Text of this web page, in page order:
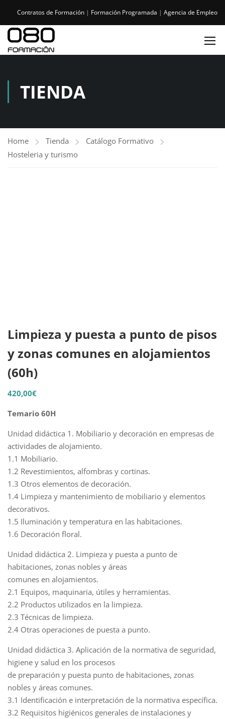
Contratos de Formación | Formación Programada | Agencia de Empleo
TIENDA
Home Tienda
Catálogo Formativo
Hosteleria y turismo
Limpieza y puesta a punto de pisos
y zonas comunes en alojamientos
(60h)
420,00€
Temario 60H
Unidad didáctica 1. Mobiliario y decoración en empresas de
actividades de alojamiento.
1.1 Mobiliario.
1.2 Revestimientos, alfombras y cortinas.
1.3 Otros elementos de decoración.
1.4 Limpieza y mantenimiento de mobiliario y elementos
decorativos.
1.5 Iluminación y temperatura en las habitaciones.
1.6 Decoración floral.
Unidad didáctica 2. Limpieza y puesta a punto de
habitaciones, zonas nobles y áreas
comunes en alojamientos.
2.1 Equipos, maquinaria, útiles y herramientas.
2.2 Productos utilizados en la limpieza.
2.3 Técnicas de limpieza.
2.4 Otras operaciones de puesta a punto.
Unidad didáctica 3. Aplicación de la normativa de seguridad,
higiene y salud en los procesos
de preparación y puesta punto de habitaciones, zonas
nobles y áreas comunes.
3.1 Identificación e interpretación de la normativa específica.
3.2 Requisitos higiénicos generales de instalaciones y